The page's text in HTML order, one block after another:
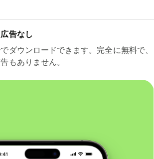
告なし
ダウンロードできます。完全に無料で、
もありません。